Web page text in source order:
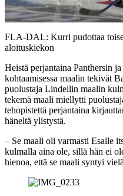
FLA-DAL: Kurri pudottaa
aloituskiekon
Heistä perjantaina Panthersin ja
kohtaamisessa maalin tekivät
puolustaja Lindellin maalin
tekemä maali miellytti
tehopistettä perjantaina
häneltä ylistystä.
– Se maali oli varmasti Esalle
kulmalla aina ole, sillä hän ei
hienoa, että se maali syntyi